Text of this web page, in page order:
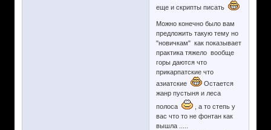
еще и скрипты писать
Можно конечно было вам
предложить такую тему но
"новичкам" как показывает
практика тяжело вообще
горы даются что
прикарпатские что
азиатские
Остается
жанр пустыня и леса
полоса
, а то степь у
вас что то не фонтан как
вышла .....